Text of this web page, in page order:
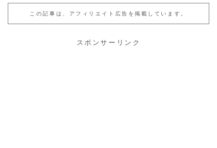
この記事は、アフィリエイト広告を掲載しています。
スポンサーリンク